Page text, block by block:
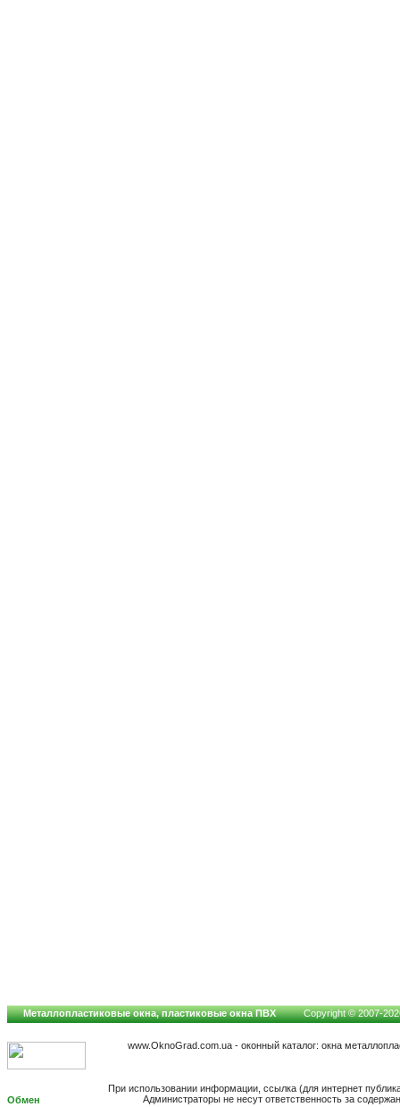
Металлопластиковые окна, пластиковые окна ПВХ Copyright © 2007-
www.OknoGrad.com.ua - оконный каталог: окна
При использовании информации, ссылка (для интернет
Администраторы не несут ответственность за
Обмен